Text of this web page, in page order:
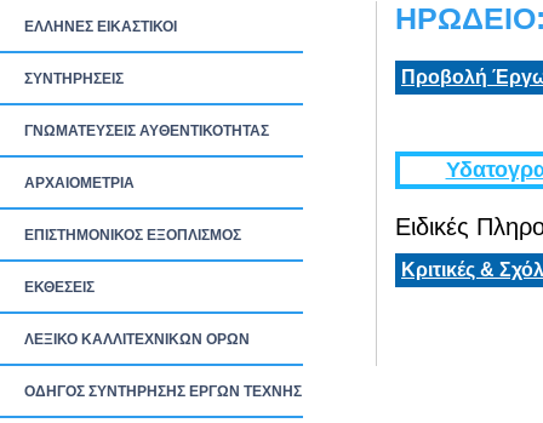
ΕΛΛΗΝΕΣ ΕΙΚΑΣΤΙΚΟΙ
ΣΥΝΤΗΡΗΣΕΙΣ
ΓΝΩΜΑΤΕΥΣΕΙΣ ΑΥΘΕΝΤΙΚΟΤΗΤΑΣ
ΑΡΧΑΙΟΜΕΤΡΙΑ
ΕΠΙΣΤΗΜΟΝΙΚΟΣ ΕΞΟΠΛΙΣΜΟΣ
ΕΚΘΕΣΕΙΣ
ΛΕΞΙΚΟ ΚΑΛΛΙΤΕΧΝΙΚΩΝ ΟΡΩΝ
ΟΔΗΓΟΣ ΣΥΝΤΗΡΗΣΗΣ ΕΡΓΩΝ ΤΕΧΝΗΣ
ΗΡΩΔΕΙΟ:
Προβολή
Ειδικές
Κριτικές &